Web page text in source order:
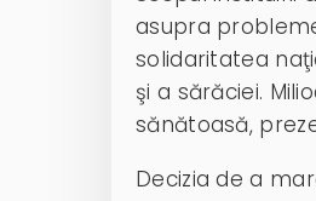
asupra
solidaritatea
şi a sărăciei.
sănătoasă,
Decizia de a